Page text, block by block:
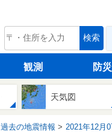
tenki.jp 検索
観測 防
天気図
過去の地震情報 2021年12月